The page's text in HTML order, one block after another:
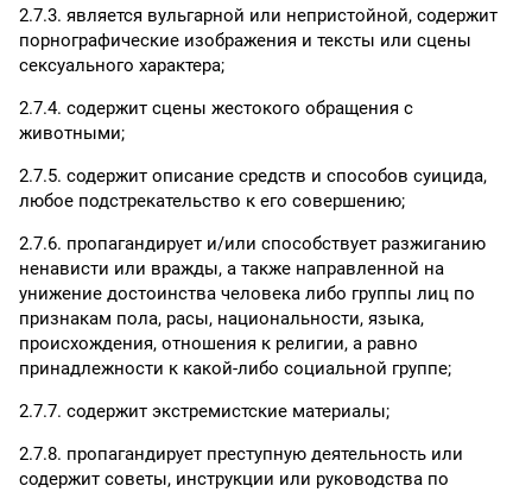
2.7.3. является вульгарной или непристойной, содержит
порнографические изображения и тексты или сцены
сексуального характера;
2.7.4. содержит сцены жестокого обращения с
животными;
2.7.5. содержит описание средств и способов суицида,
любое подстрекательство к его совершению;
2.7.6. пропагандирует и/или способствует разжиганию
ненависти или вражды, а также направленной на
унижение достоинства человека либо группы лиц по
признакам пола, расы, национальности, языка,
происхождения, отношения к религии, а равно
принадлежности к какой-либо социальной группе;
2.7.7. содержит экстремистские материалы;
2.7.8. пропагандирует преступную деятельность или
содержит советы, инструкции или руководства по